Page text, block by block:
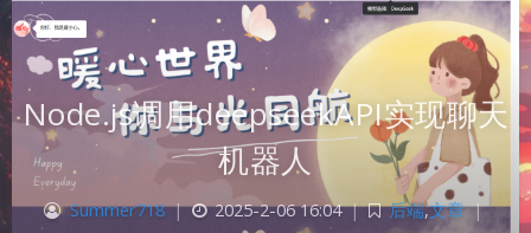
Node.js调用deepseekAPI实现聊天
机器人
Summer718 | 2025-2-06 16:04 | 后端,文章 |